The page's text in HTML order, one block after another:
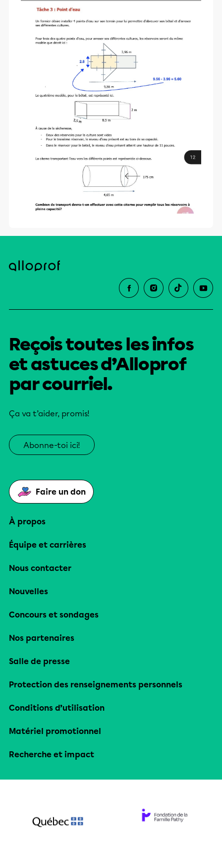
Reçois toutes les infos
et astuces d’Alloprof
par courriel.
Ça va t’aider, promis!
Abonne-toi ici!
Faire un don
À propos
Équipe et carrières
Nous contacter
Nouvelles
Concours et sondages
Nos partenaires
Salle de presse
Protection des renseignements personnels
Conditions d’utilisation
Matériel promotionnel
Recherche et impact